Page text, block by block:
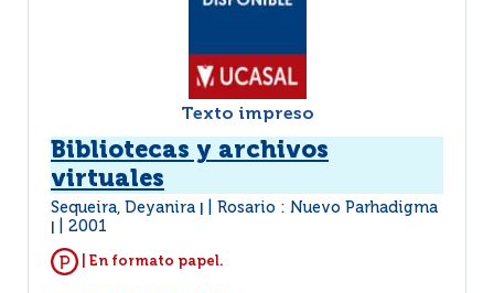
Texto impreso
Bibliotecas y archivos
virtuales
Sequeira, Deyanira Rosario : Nuevo Parhadigma
2001
| En formato papel.